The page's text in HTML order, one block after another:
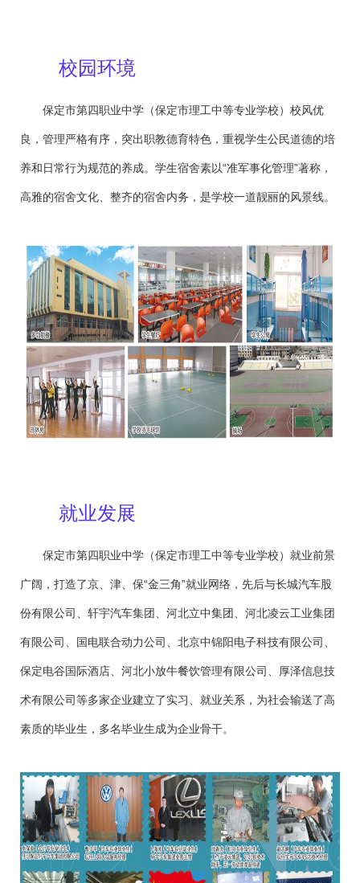
校园环境
保定市第四职业中学（保定市理工中等专业学校）校风优
良，管理严格有序，突出职教德育特色，重视学生公民道德的培
养和日常行为规范的养成。学生宿舍素以“准军事化管理”著称，
高雅的宿舍文化、整齐的宿舍内务，是学校一道靓丽的风景线。
就业发展
保定市第四职业中学（保定市理工中等专业学校）就业前景
广阔，打造了京、津、保“金三角”就业网络，先后与长城汽车股
份有限公司、轩宇汽车集团、河北立中集团、河北凌云工业集团
有限公司、国电联合动力公司、北京中锦阳电子科技有限公司、
保定电谷国际酒店、河北小放牛餐饮管理有限公司、厚泽信息技
术有限公司等多家企业建立了实习、就业关系，为社会输送了高
素质的毕业生，多名毕业生成为企业骨干。